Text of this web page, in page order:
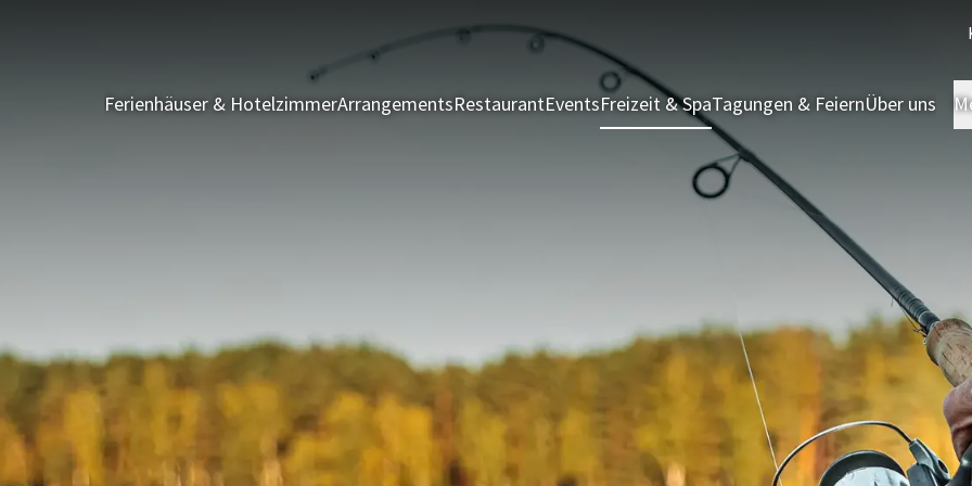
Ferienhäuser & HotelzimmerArrangementsRestaurantEventsFreizeit & SpaTagungen & FeiernÜber uns